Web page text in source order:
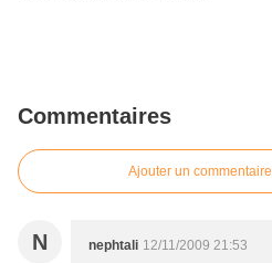
Commentaires
Ajouter un commentaire
N nephtali 12/11/2009 21:53